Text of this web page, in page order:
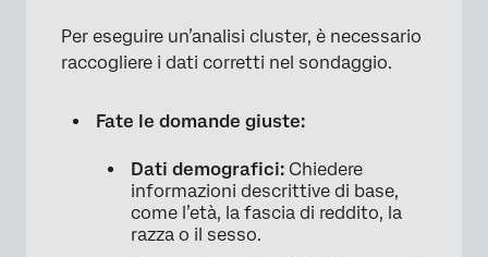
Per eseguire un’analisi cluster, è necessario
raccogliere i dati corretti nel sondaggio.
Fate le domande giuste:
Dati demografici: Chiedere
informazioni descrittive di base,
come l’età, la fascia di reddito, la
razza o il sesso.